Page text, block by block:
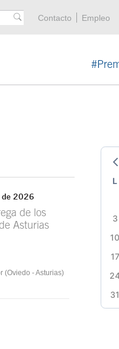
Menú cabecera
Contacto Empleo
de 2026
de los
Asturias
(Oviedo - Asturias)
L
3
10
17
31